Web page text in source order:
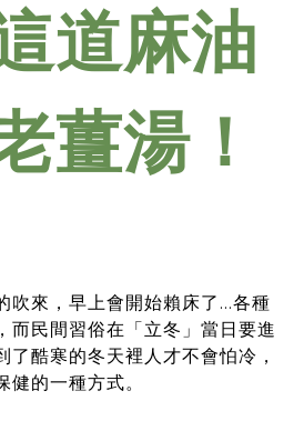
道麻油
薑湯！
吹來，早上會開始賴床了...各種
而民間習俗在「立冬」當日要進
了酷寒的冬天裡人才不會怕冷，
的一種方式。